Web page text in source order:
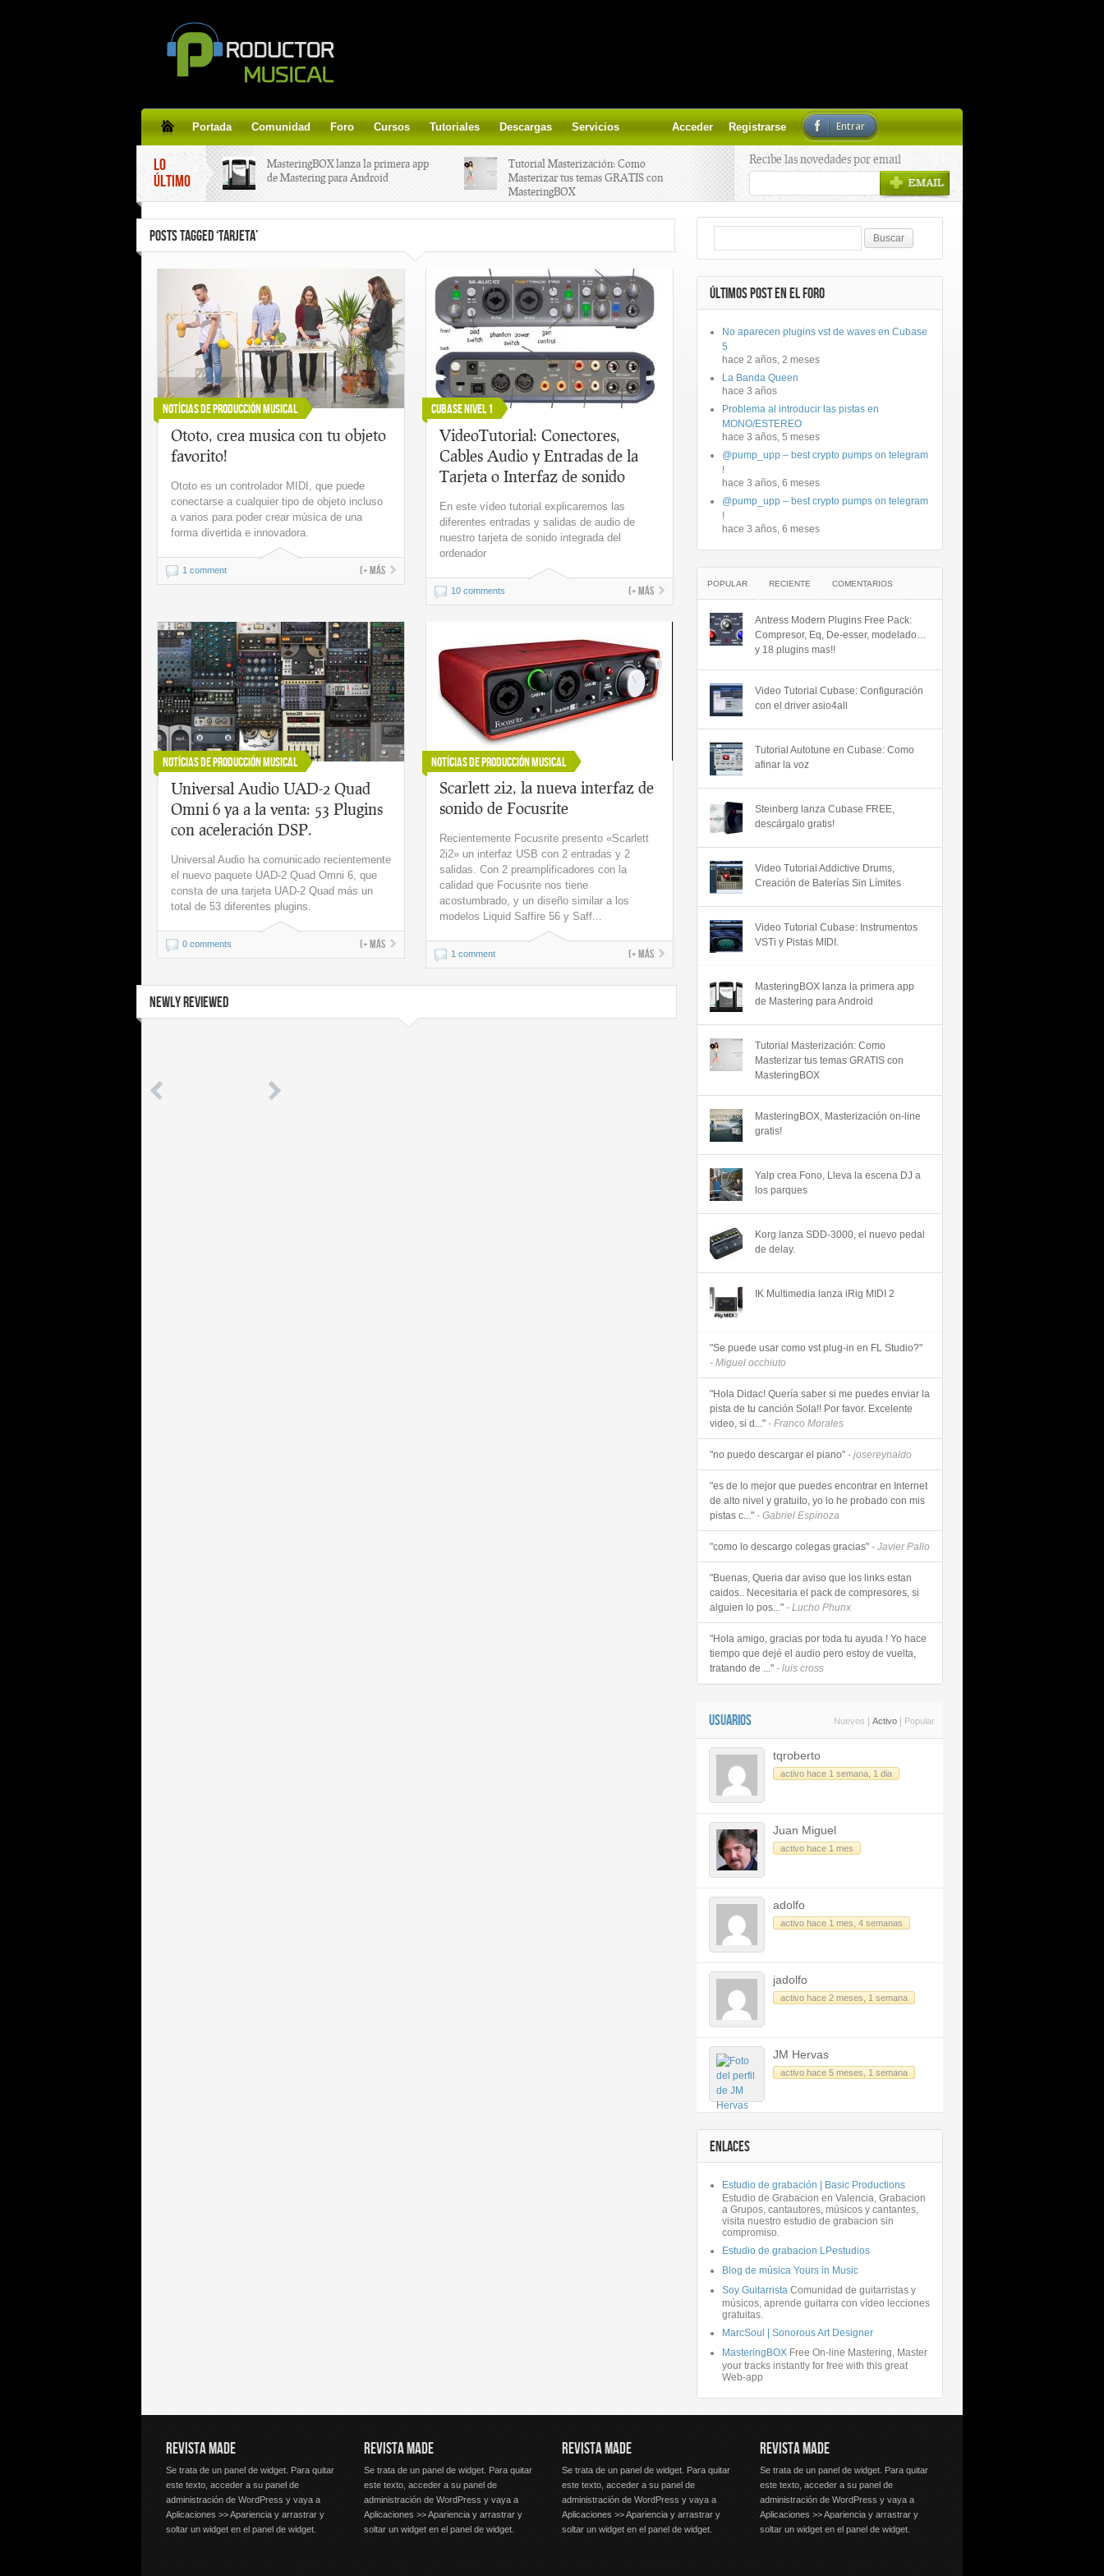
Portada Comunidad Foro Cursos Tutoriales Descargas Servicios Acceder Registrarse Entrar
LO
ÚLTIMO
MasteringBOX lanza la primera app
de Mastering para Android
Tutorial Masterización: Como
Masterizar tus temas GRATIS con
MasteringBOX
Korg lanza SDD-3000, el nuevo
pedal de delay.
IK Multimedia lanza iRig MIDI 2
Tutorial de CLA Effects, aprende a
aplicar efectos a tus voces.
Ototo, crea musica con tu objeto
favorito!
Recibe las novedades por email
POSTS TAGGED ‘TARJETA’
Notícias de Producción Musical
Ototo, crea musica con tu objeto
favorito!
Ototo es un controlador MIDI, que puede
conectarse a cualquier tipo de objeto incluso
a varios para poder crear música de una
forma divertida e innovadora.
1 comment (+ más
Cubase Nivel 1
VideoTutorial: Conectores,
Cables Audio y Entradas de la
Tarjeta o Interfaz de sonido
En este vídeo tutorial explicaremos las
diferentes entradas y salidas de audio de
nuestro tarjeta de sonido integrada del
ordenador
10 comments (+ más
Notícias de Producción Musical
Universal Audio UAD-2 Quad
Omni 6 ya a la venta: 53 Plugins
con aceleración DSP.
Universal Audio ha comunicado recientemente
el nuevo paquete UAD-2 Quad Omni 6, que
consta de una tarjeta UAD-2 Quad más un
total de 53 diferentes plugins.
0 comments (+ más
Notícias de Producción Musical
Scarlett 2i2, la nueva interfaz de
sonido de Focusrite
Recientemente Focusrite presento «Scarlett
2i2» un interfaz USB con 2 entradas y 2
salidas. Con 2 preamplificadores con la
calidad que Focusrite nos tiene
acostumbrado, y un diseño similar a los
modelos Liquid Saffire 56 y Saff...
1 comment (+ más
NEWLY REVIEWED
ÚLTIMOS POST EN EL FORO
No aparecen plugins vst de waves en Cubase
5
hace 2 años, 2 meses
La Banda Queen
hace 3 años
Problema al introducir las pistas en
MONO/ESTEREO
hace 3 años, 5 meses
@pump_upp – best crypto pumps on telegram
!
hace 3 años, 6 meses
@pump_upp – best crypto pumps on telegram
!
hace 3 años, 6 meses
POPULAR RECIENTE COMENTARIOS
Antress Modern Plugins Free Pack:
Compresor, Eq, De-esser, modelado…
y 18 plugins mas!!
Video Tutorial Cubase: Configuración
con el driver asio4all
Tutorial Autotune en Cubase: Como
afinar la voz
Steinberg lanza Cubase FREE,
descárgalo gratis!
Video Tutorial Addictive Drums,
Creación de Baterías Sin Límites
Video Tutorial Cubase: Instrumentos
VSTi y Pistas MIDI.
MasteringBOX lanza la primera app
de Mastering para Android
Tutorial Masterización: Como
Masterizar tus temas GRATIS con
MasteringBOX
MasteringBOX, Masterización on-line
gratis!
Yalp crea Fono, Lleva la escena DJ a
los parques
Korg lanza SDD-3000, el nuevo pedal
de delay.
IK Multimedia lanza iRig MIDI 2
"Se puede usar como vst plug-in en FL Studio?"
- Miguel occhiuto
"Hola Didac! Quería saber si me puedes enviar la
pista de tu canción Sola!! Por favor. Excelente
video, si d..." - Franco Morales
"no puedo descargar el piano" - josereynaldo
"es de lo mejor que puedes encontrar en Internet
de alto nivel y gratuito, yo lo he probado con mis
pistas c..." - Gabriel Espinoza
"como lo descargo colegas gracias" - Javier Pallo
"Buenas, Queria dar aviso que los links estan
caidos.. Necesitaria el pack de compresores, si
alguien lo pos..." - Lucho Phunx
"Hola amigo, gracias por toda tu ayuda ! Yo hace
tiempo que dejé el audio pero estoy de vuelta,
tratando de ..." - luis cross
USUARIOS Nuevos Activo Popular
tqroberto
activo hace 1 semana, 1 dia
Juan Miguel
activo hace 1 mes
adolfo
activo hace 1 mes, 4 semanas
jadolfo
activo hace 2 meses, 1 semana
JM Hervas
activo hace 5 meses, 1 semana
ENLACES
Estudio de grabación | Basic Productions
Estudio de Grabacion en Valencia, Grabacion
a Grupos, cantautores, músicos y cantantes,
visita nuestro estudio de grabacion sin
compromiso.
Estudio de grabacion LPestudios
Blog de música Yours in Music
Soy Guitarrista Comunidad de guitarristas y
músicos, aprende guitarra con vídeo lecciones
gratuitas.
MarcSoul | Sonorous Art Designer
MasteringBOX Free On-line Mastering, Master
your tracks instantly for free with this great
Web-app
REVISTA MADE
Se trata de un panel de widget. Para quitar
este texto, acceder a su panel de
administración de WordPress y vaya a
Aplicaciones >> Apariencia y arrastrar y
soltar un widget en el panel de widget.
REVISTA MADE
Se trata de un panel de widget. Para quitar
este texto, acceder a su panel de
administración de WordPress y vaya a
Aplicaciones >> Apariencia y arrastrar y
soltar un widget en el panel de widget.
REVISTA MADE
Se trata de un panel de widget. Para quitar
este texto, acceder a su panel de
administración de WordPress y vaya a
Aplicaciones >> Apariencia y arrastrar y
soltar un widget en el panel de widget.
REVISTA MADE
Se trata de un panel de widget. Para quitar
este texto, acceder a su panel de
administración de WordPress y vaya a
Aplicaciones >> Apariencia y arrastrar y
soltar un widget en el panel de widget.